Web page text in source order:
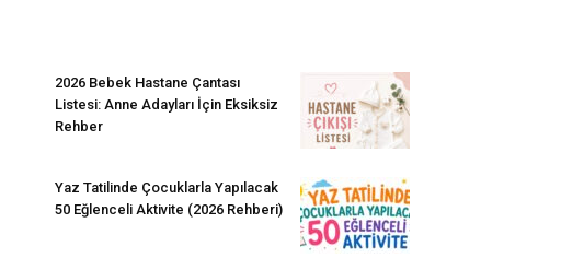
2026 Bebek Hastane Çantası
Listesi: Anne Adayları İçin Eksiksiz
Rehber
Yaz Tatilinde Çocuklarla Yapılacak
50 Eğlenceli Aktivite (2026 Rehberi)